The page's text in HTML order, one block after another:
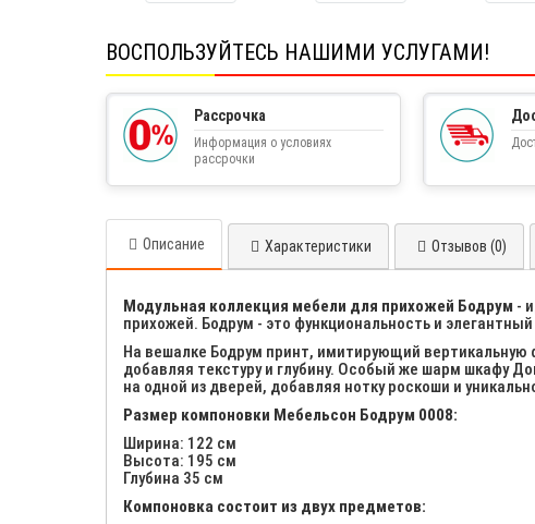
ВОСПОЛЬЗУЙТЕСЬ НАШИМИ УСЛУГАМИ!
Рассрочка
Информация о условиях
рассрочки
Описание Характеристики Отзывов (0)
Модульная коллекция мебели для прихожей Бодрум -
прихожей. Бодрум - это функциональность и
На вешалке Бодрум принт, имитирующий
добавляя текстуру и глубину. Особый же шарм шкафу
на одной из дверей, добавляя нотку роскоши и
Размер компоновки Мебельсон Бодрум 0008:
Ширина: 122 см
Высота: 195 см
Глубина 35 см
Компоновка состоит из двух предметов: